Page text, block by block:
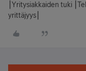
⎮Yritysiakkaiden tuki
yrittäjyys⎮